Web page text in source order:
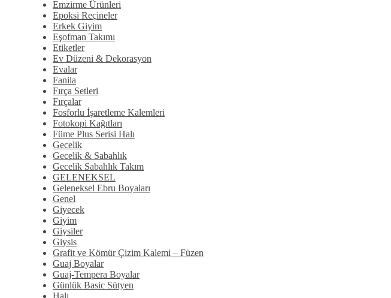
Emzirme Ürünleri
Epoksi Reçineler
Erkek Giyim
Eşofman Takımı
Etiketler
Ev Düzeni & Dekorasyon
Evalar
Fanila
Fırça Setleri
Fırçalar
Fosforlu İşaretleme Kalemleri
Fotokopi Kağıtları
Füme Plus Serisi Halı
Gecelik
Gecelik & Sabahlık
Gecelik Sabahlık Takım
GELENEKSEL
Geleneksel Ebru Boyaları
Genel
Giyecek
Giyim
Giysiler
Giysis
Grafit ve Kömür Çizim Kalemi – Füzen
Guaj Boyalar
Guaj-Tempera Boyalar
Günlük Basic Sütyen
Halı